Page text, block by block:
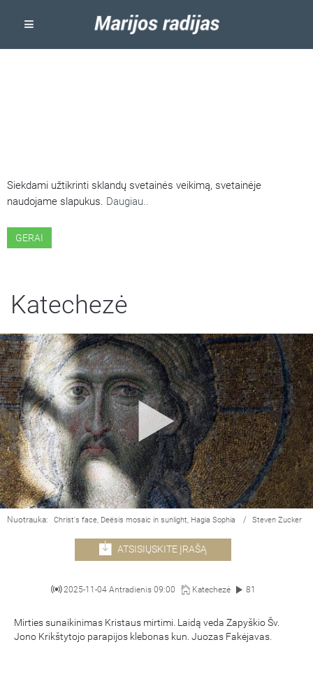
Siekdami užtikrinti sklandų svetainės veikimą, svetainėje
naudojame slapukus. Daugiau..
GERAI
Katechezė
Nuotrauka: Christ's face, Deësis mosaic in sunlight, Hagia Sophia / Steven Zucker
ATSISIŲSKITE ĮRAŠĄ
2025-11-04 Antradienis 09:00 Katechezė 81
Mirties sunaikinimas Kristaus mirtimi. Laidą veda Zapyškio Šv.
Jono Krikštytojo parapijos klebonas kun. Juozas Fakėjavas.